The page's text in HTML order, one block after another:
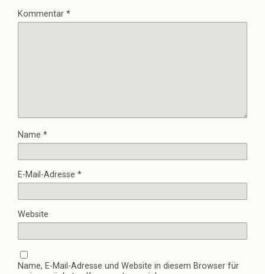
Kommentar *
Name *
E-Mail-Adresse *
Website
Name, E-Mail-Adresse und Website in diesem Browser für